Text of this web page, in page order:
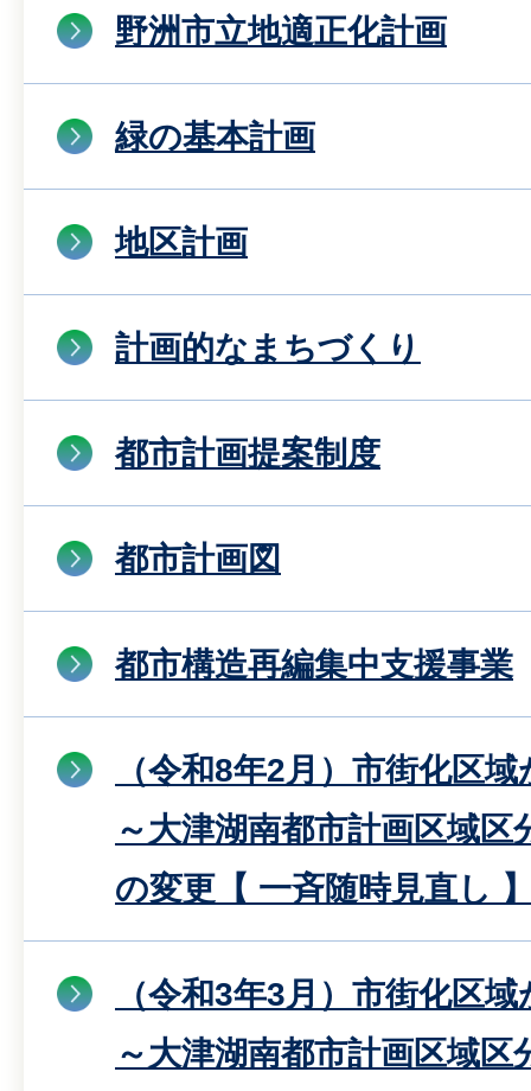
野洲市立地適正化計画
緑の基本計画
地区計画
計画的なまちづくり
都市計画提案制度
都市計画図
都市構造再編集中支援事業
（令和8年2月）市街化区
～大津湖南都市計画区域区
の変更【 一斉随時見直し
（令和3年3月）市街化区
～大津湖南都市計画区域区